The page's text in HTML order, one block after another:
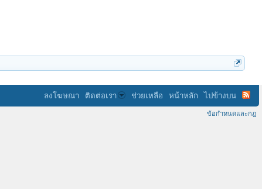
ลงโฆษณา ติดต่อเรา ช่วยเหลือ หน้าหลัก ไปข้างบน
ข้อกำหนดและกฎ